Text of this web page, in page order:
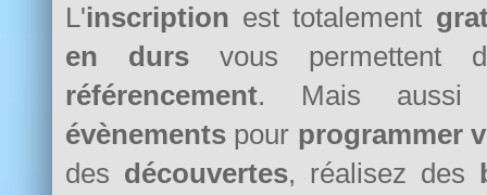
L'inscription est totalement
en durs vous permettent
référencement. Mais
évènements pour programmer
des découvertes, réalisez des